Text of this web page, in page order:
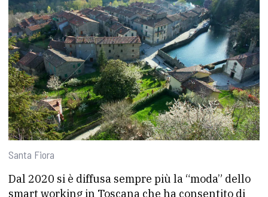
Santa Fiora
Dal 2020 si è diffusa sempre più la “moda” dello
smart working in Toscana che ha consentito di